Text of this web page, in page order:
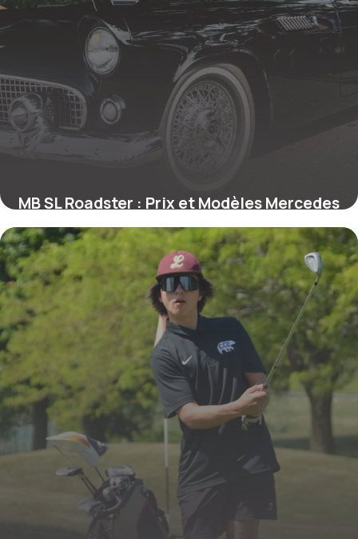
MB SL Roadster : Prix et Modèles Mercedes
22 mai 2026